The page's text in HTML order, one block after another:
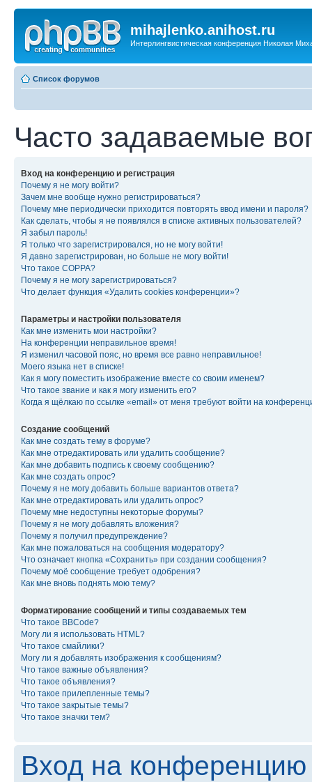
mihajlenko.anihost.ru
Интерлингвистическая конференция Николая
Список форумов
Часто задаваемые
Вход на конференцию и регистрация
Почему я не могу войти?
Зачем мне вообще нужно регистрироваться?
Почему мне периодически приходится повторять ввод имени и пароля?
Как сделать, чтобы я не появлялся в списке активных пользователей?
Я забыл пароль!
Я только что зарегистрировался, но не могу войти!
Я давно зарегистрирован, но больше не могу войти!
Что такое COPPA?
Почему я не могу зарегистрироваться?
Что делает функция «Удалить cookies конференции»?
Параметры и настройки пользователя
Как мне изменить мои настройки?
На конференции неправильное время!
Я изменил часовой пояс, но время все равно неправильное!
Моего языка нет в списке!
Как я могу поместить изображение вместе со своим именем?
Что такое звание и как я могу изменить его?
Когда я щёлкаю по ссылке «email» от меня требуют войти на
Создание сообщений
Как мне создать тему в форуме?
Как мне отредактировать или удалить сообщение?
Как мне добавить подпись к своему сообщению?
Как мне создать опрос?
Почему я не могу добавить больше вариантов ответа?
Как мне отредактировать или удалить опрос?
Почему мне недоступны некоторые форумы?
Почему я не могу добавлять вложения?
Почему я получил предупреждение?
Как мне пожаловаться на сообщения модератору?
Что означает кнопка «Сохранить» при создании сообщения?
Почему моё сообщение требует одобрения?
Как мне вновь поднять мою тему?
Форматирование сообщений и типы создаваемых тем
Что такое BBCode?
Могу ли я использовать HTML?
Что такое смайлики?
Могу ли я добавлять изображения к сообщениям?
Что такое важные объявления?
Что такое объявления?
Что такое прилепленные темы?
Что такое закрытые темы?
Что такое значки тем?
Вход на конференцию